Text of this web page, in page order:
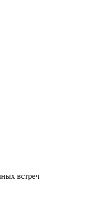
встреч